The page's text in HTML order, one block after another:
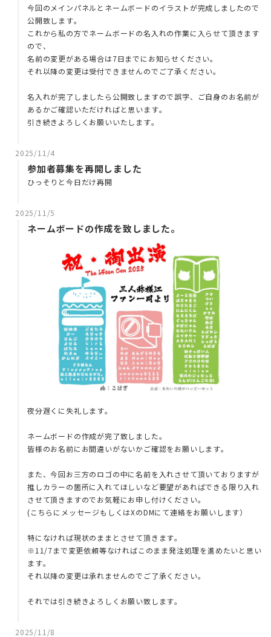
今回のメインパネルとネームボードのイラストが完成しましたので
公開致します。
これから私の方でネームボードの名入れの作業に入らせて頂きます
ので、
名前の変更がある場合は7日までにお知らせください。
それ以降の変更は受付できませんのでご了承ください。
名入れが完了しましたら公開致しますので誤字、ご自身のお名前が
あるかご確認いただければと思います。
引き続きよろしくお願いいたします。
2025/11/4
参加者募集を再開しました
ひっそりと今日だけ再開
2025/11/5
ネームボードの作成を致しました。
夜分遅くに失礼します。
ネームボードの作成が完了致しました。
皆様のお名前にお間違いがないかご確認をお願いします。
また、今回お三方のロゴの中に名前を入れさせて頂いておりますが
推しカラーの箇所に入れてほしいなど要望があればできる限り入れ
させて頂きますのでお気軽にお申し付けください。
(こちらにメッセージもしくはXのDMにて連絡をお願いします）
特になければ現状のままとさせて頂きます。
※11/7まで変更依頼等なければこのまま発注処理を進めたいと思い
ます。
それ以降の変更は承れませんのでご了承ください。
それでは引き続きよろしくお願い致します。
2025/11/8